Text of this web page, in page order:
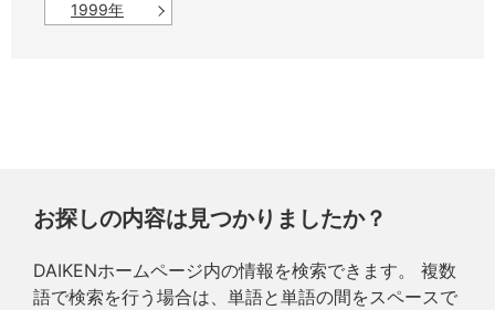
1999年
お探しの内容は見つかりましたか？
DAIKENホームページ内の情報を検索できます。 複数
語で検索を行う場合は、単語と単語の間をスペースで